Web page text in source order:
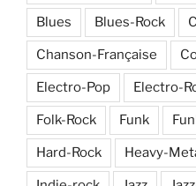
Blues Blues-Rock
Chanson-Française
Electro-Pop Electro-
Folk-Rock Funk
Hard-Rock Heavy-